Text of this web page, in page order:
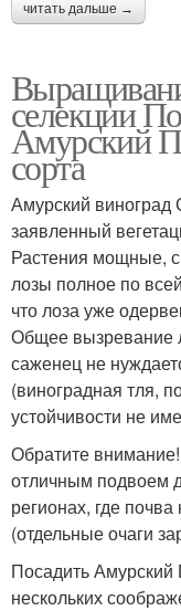
читать дальше →
селекции
Амурский
сорта
Амурский виноград
заявленный
Растения мощные,
лозы полное по
что лоза уже
Общее вызревание
саженец не
(виноградная тля,
устойчивости не
Обратите
отличным подвоем
регионах, где
(отдельные очаги
Посадить
нескольких